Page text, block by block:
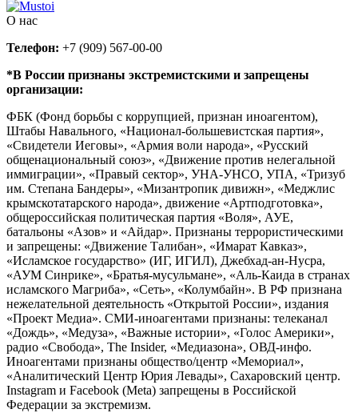
О нас
Телефон: +7 (909) 567-00-00
*В России признаны экстремистскими и запрещены
организации:
ФБК (Фонд борьбы с коррупцией, признан иноагентом),
Штабы Навального, «Национал-большевистская партия»,
«Свидетели Иеговы», «Армия воли народа», «Русский
общенациональный союз», «Движение против нелегальной
иммиграции», «Правый сектор», УНА-УНСО, УПА, «Тризуб
им. Степана Бандеры», «Мизантропик дивижн», «Меджлис
крымскотатарского народа», движение «Артподготовка»,
общероссийская политическая партия «Воля», АУЕ,
батальоны «Азов» и «Айдар». Признаны террористическими
и запрещены: «Движение Талибан», «Имарат Кавказ»,
«Исламское государство» (ИГ, ИГИЛ), Джебхад-ан-Нусра,
«АУМ Синрике», «Братья-мусульмане», «Аль-Каида в странах
исламского Магриба», «Сеть», «Колумбайн». В РФ признана
нежелательной деятельность «Открытой России», издания
«Проект Медиа». СМИ-иноагентами признаны: телеканал
«Дождь», «Медуза», «Важные истории», «Голос Америки»,
радио «Свобода», The Insider, «Медиазона», ОВД-инфо.
Иноагентами признаны общество/центр «Мемориал»,
«Аналитический Центр Юрия Левады», Сахаровский центр.
Instagram и Facebook (Metа) запрещены в Российской
Федерации за экстремизм.